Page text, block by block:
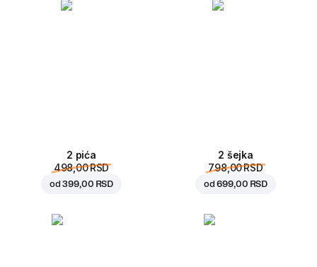
2 pića
498,00 RSD
od399,00 RSD
2 šejka
798,00 RSD
od699,00 RSD